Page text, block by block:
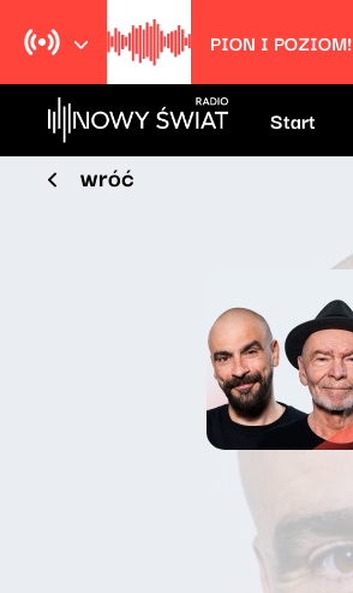
PION I POZIOM!
Start
wróć